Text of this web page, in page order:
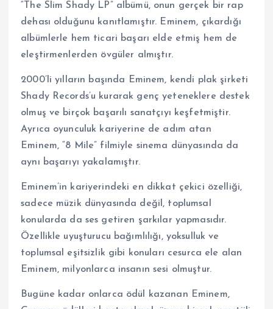
“The Slim Shady LP” albümü, onun gerçek bir rap
dehası olduğunu kanıtlamıştır. Eminem, çıkardığı
albümlerle hem ticari başarı elde etmiş hem de
eleştirmenlerden övgüler almıştır.
2000’li yılların başında Eminem, kendi plak şirketi
Shady Records’u kurarak genç yeteneklere destek
olmuş ve birçok başarılı sanatçıyı keşfetmiştir.
Ayrıca oyunculuk kariyerine de adım atan
Eminem, “8 Mile” filmiyle sinema dünyasında da
aynı başarıyı yakalamıştır.
Eminem’in kariyerindeki en dikkat çekici özelliği,
sadece müzik dünyasında değil, toplumsal
konularda da ses getiren şarkılar yapmasıdır.
Özellikle uyuşturucu bağımlılığı, yoksulluk ve
toplumsal eşitsizlik gibi konuları cesurca ele alan
Eminem, milyonlarca insanın sesi olmuştur.
Bugüne kadar onlarca ödül kazanan Eminem,